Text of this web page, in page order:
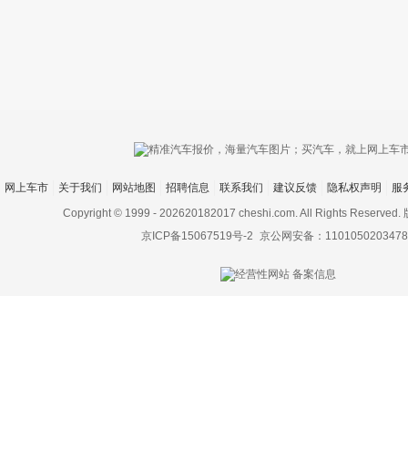
上传图片最多
网上车市 关于我们 网站地图 招聘信息 联系我们 建议反馈 隐私权声明
服
Copyright © 1999 - 202620182017 cheshi.com. All Rights Reserved.
京ICP备15067519号-2 京公网安备：